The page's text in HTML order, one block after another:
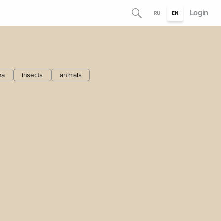
RU EN Login
insects
animals